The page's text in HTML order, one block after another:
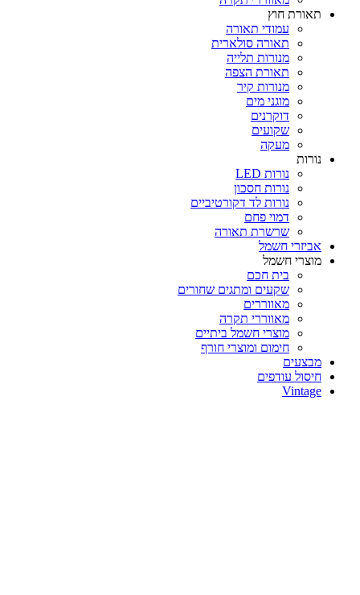
חוץ
עמודי תאורה
תאורה סולארית
מנורות תלייה
תאורת הצפה
מנורות קיר
מוגני מים
דוקרנים
שקועים
מעקה
נורות חסכון
נורות לד דקורטיביים
דמוי פחם
שרשרת תאורה
חשמל
חשמל
בית חכם
שקעים ומתגים שחורים
מאווררים
מאווררי תקרה
מוצרי חשמל ביתיים
חימום ומוצרי חורף
עודפים